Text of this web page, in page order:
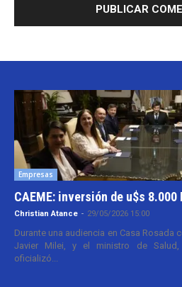
Empresas
CAEME: inversión de u$s
Christian Atance - 29/05/2026 15:00
Durante una audiencia en Casa Rosada
Javier Milei, y el ministro de Salud,
oficializó...